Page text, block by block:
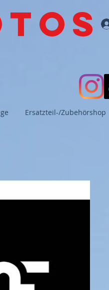
Ersatzteil-/Zubehörshop